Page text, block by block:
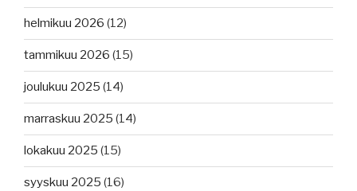
helmikuu 2026 (12)
tammikuu 2026 (15)
joulukuu 2025 (14)
marraskuu 2025 (14)
lokakuu 2025 (15)
syyskuu 2025 (16)